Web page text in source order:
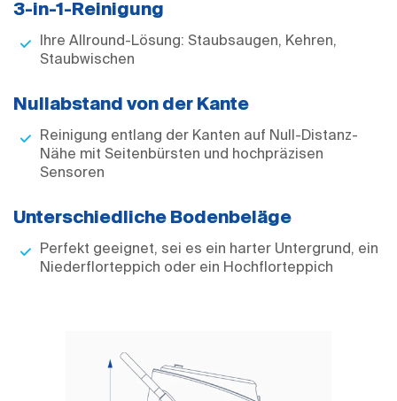
3-in-1-Reinigung
Ihre Allround-Lösung: Staubsaugen, Kehren,
Staubwischen
Nullabstand von der Kante
Reinigung entlang der Kanten auf Null-Distanz-
Nähe mit Seitenbürsten und hochpräzisen
Sensoren
Unterschiedliche Bodenbeläge
Perfekt geeignet, sei es ein harter Untergrund, ein
Niederflorteppich oder ein Hochflorteppich